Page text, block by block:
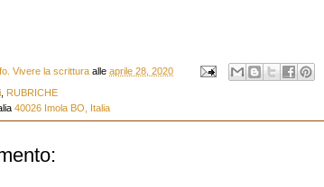
Vivere la scrittura alle aprile 28, 2020
RUBRICHE
40026 Imola BO, Italia